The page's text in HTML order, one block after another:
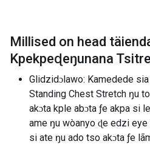
Millised on head
Kpekpeɖeŋunana
Glidzidɔlawo: Kamedede
Standing Chest Stretch ŋu
akɔta kple abɔta ƒe akpa si
ame ŋu wòanyo ɖe edzi eye
si ate ŋu ado tso akɔta ƒe